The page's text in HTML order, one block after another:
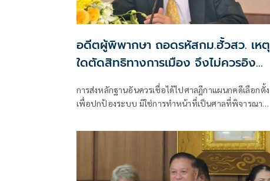
อดีตผู้พิพากษา ถอดรหัสกม.ฮั้วสว. เหตุ
ใดตัดสิทธิทางการเมือง จึงไม่ควรอิง
มาตรฐานเดียวกับคดีอาญา
การส่งหลักฐานอันควรเชื่อได้ไปศาลฎีกาแผนกคดีเลือกตั้ง
เพื่อปกป้องระบบ มิใช่การทำหน้าที่เป็นศาลที่พิจารณาคดี